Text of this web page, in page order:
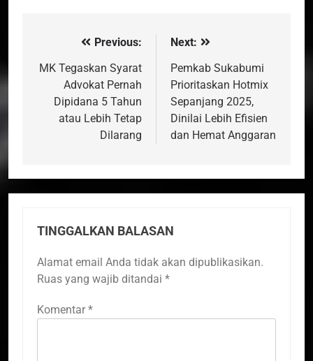
Navigasi
pos
Previous:
MK Tegaskan Syarat
Advokat Pernah
Dipidana 5 Tahun
atau Lebih Tetap
Dilarang
Next:
Pemkab Sukabumi
Prioritaskan Hotmix
Sepanjang 2025,
Dinilai Lebih Efisien
dan Hemat Anggaran
TINGGALKAN BALASAN
Alamat email Anda tidak akan dipublikasikan.
Ruas yang wajib ditandai *
Komentar *